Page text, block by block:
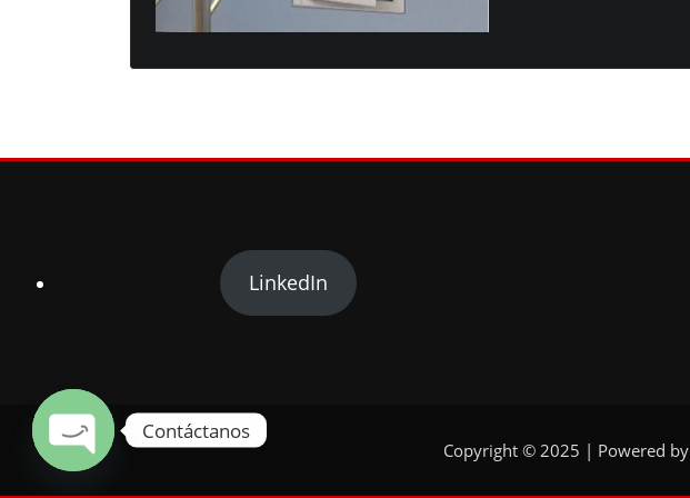
LinkedIn
Copyright © 2025 | Powered by
Contáctanos
Open chaty